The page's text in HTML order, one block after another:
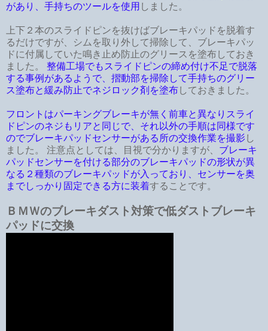
があり、手持ちのツールを使用 しました。
上下２本のスライドピンを抜けばブレーキパッドを脱着す
るだけですが、シムを取り外して掃除して、ブレーキパッ
ドに付属していた鳴き止め防止のグリースを塗布しておき
ました。 整備工場でもスライドピンの締め付け不足で脱落
する事例があるようで、摺動部を掃除して手持ちのグリー
ス塗布と緩み防止でネジロック剤を塗布しておきました。
フロントはパーキングブレーキが無く前車と異なりスライ
ドピンのネジもリアと同じで、それ以外の手順は同様です
のでブレーキパッドセンサーがある所の交換作業を撮影し
ました。 注意点としては、目視で分かりますが、 ブレーキ
パッドセンサーを付ける部分のブレーキパッドの形状が異
なる２種類のブレーキパッドが入っており、センサーを奥
までしっかり固定できる方に装着することです。
ＢＭＷのブレーキダスト対策で低ダストブレーキ
パッドに交換